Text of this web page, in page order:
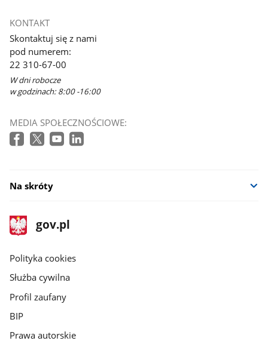
KONTAKT
Skontaktuj się z nami
pod numerem:
22 310-67-00
W dni robocze
w godzinach: 8:00 -16:00
MEDIA SPOŁECZNOŚCIOWE:
Na skróty
stopka
gov.pl
Strona
gov.pl
gov.pl
Polityka cookies
Służba cywilna
Profil zaufany
BIP
Prawa autorskie